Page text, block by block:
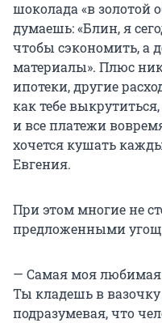
шоколада «в золотой
думаешь: «Блин, я
чтобы сэкономить, а
материалы». Плюс
ипотеки, другие
как тебе
и все платежи
хочется кушать
Евгения.
При этом многие не
предложенными
— Самая моя любимая
Ты кладешь в
подразумевая, что